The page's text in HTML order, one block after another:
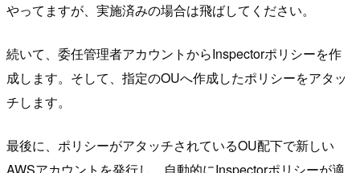
やってますが、実施済みの場合は飛ばしてください。
続いて、委任管理者アカウントからInspectorポリシーを作
成します。そして、指定のOUへ作成したポリシーをアタッ
チします。
最後に、ポリシーがアタッチされているOU配下で新しい